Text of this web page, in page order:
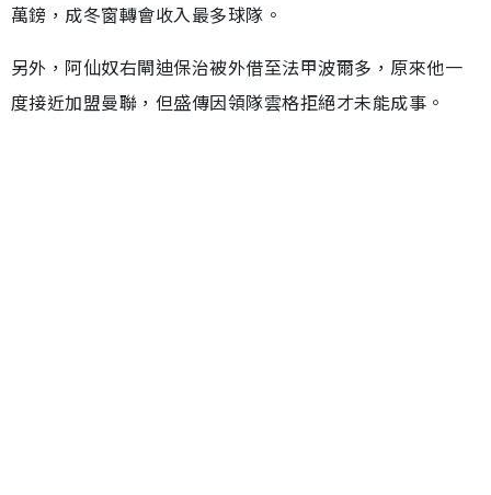
萬鎊，成冬窗轉會收入最多球隊。
另外，阿仙奴右閘迪保治被外借至法甲波爾多，原來他一
度接近加盟曼聯，但盛傳因領隊雲格拒絕才未能成事。